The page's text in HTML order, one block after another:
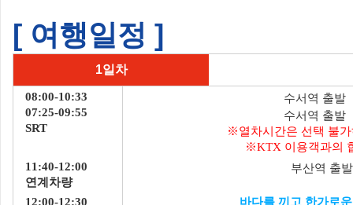
[ 여행일정 ]
1일차
08:00-10:33
07:25-09:55
SRT
수서역 출발
수서역 출발
※열차시간은 선택 불
※KTX 이용객과의
11:40-12:00
연계차량
부산역 출
12:00-12:30 바다를 끼고 한가로